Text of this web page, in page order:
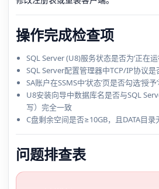
操作完成检查项
SQL Server (U8)服务状态是否为‘正在运
SQL Server配置管理器中TCP/IP协议是
SA账户在SSMS中‘状态’页是否勾选‘授予’
U8安装向导中数据库名是否与SQL
写）完全一致
C盘剩余空间是否≥10GB，且DATA目录
问题排查表